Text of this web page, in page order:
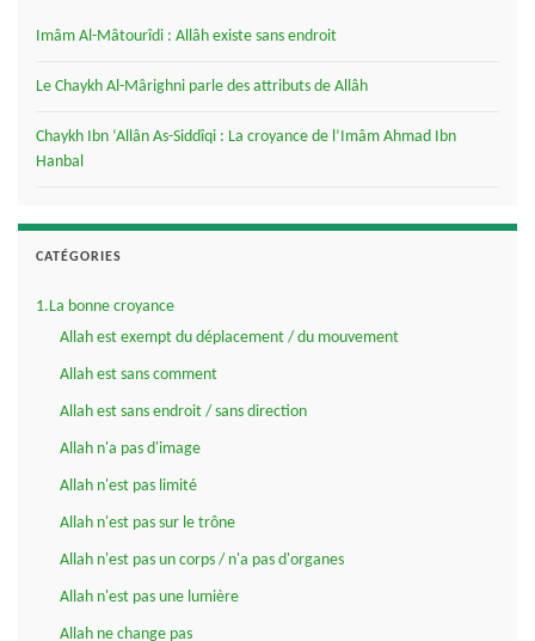
Imâm Al-Mâtourîdi : Allâh existe sans endroit
Le Chaykh Al-Mârighni parle des attributs de Allâh
Chaykh Ibn ‘Allân As-Siddîqi : La croyance de l’Imâm Ahmad Ibn
Hanbal
CATÉGORIES
1.La bonne croyance
Allah est exempt du déplacement / du mouvement
Allah est sans comment
Allah est sans endroit / sans direction
Allah n'a pas d'image
Allah n'est pas limité
Allah n'est pas sur le trône
Allah n'est pas un corps / n'a pas d'organes
Allah n'est pas une lumière
Allah ne change pas